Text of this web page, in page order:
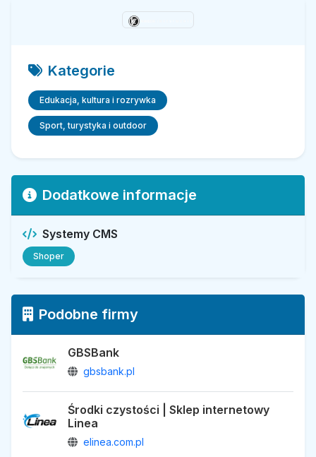
Kategorie
Edukacja, kultura i rozrywka
Sport, turystyka i outdoor
Dodatkowe informacje
Systemy CMS
Shoper
Podobne firmy
GBSBank
gbsbank.pl
Środki czystości | Sklep internetowy
Linea
elinea.com.pl